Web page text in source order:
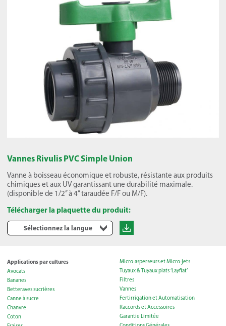
Vannes Rivulis PVC Simple Union
Vanne à boisseau économique et robuste, résistante aux produits
chimiques et aux UV garantissant une durabilité maximale.
(disponible de 1/2’’ à 4’’ taraudée F/F ou M/F).
Télécharger la plaquette du produit:
Sélectionnez la langue
Applications par cultures
Avocats
Bananes
Betteraves sucrières
Canne à sucre
Chanvre
Coton
Micro-asperseurs et Micro-jets
Tuyaux & Tuyaux plats ‘Layflat’
Filtres
Vannes
Fertirrigation et Automatisation
Raccords et Accessoires
Garantie Limitée